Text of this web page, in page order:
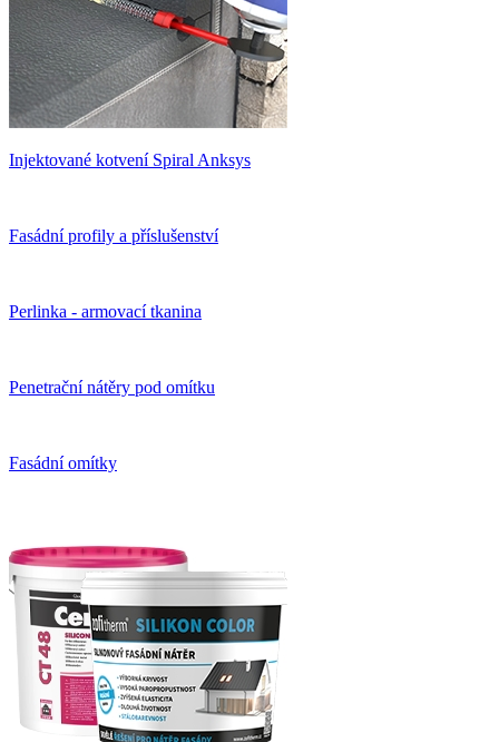
Injektované kotvení Spiral Anksys
Fasádní profily a příslušenství
Perlinka - armovací tkanina
Penetrační nátěry pod omítku
Fasádní omítky